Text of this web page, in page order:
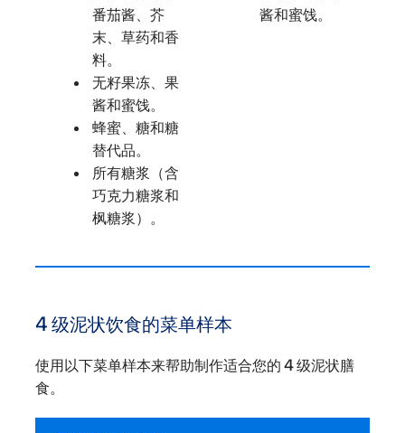
番茄酱、芥
末、草药和香
料。
无籽果冻、果
酱和蜜饯。
蜂蜜、糖和糖
替代品。
所有糖浆（含
巧克力糖浆和
枫糖浆）。
酱和蜜饯。
4 级泥状饮食的菜单样本
使用以下菜单样本来帮助制作适合您的 4 级泥状膳
食。